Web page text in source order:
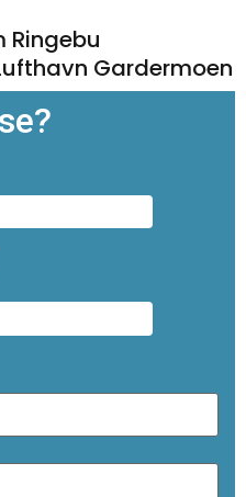
Ringebu
Gardermoen